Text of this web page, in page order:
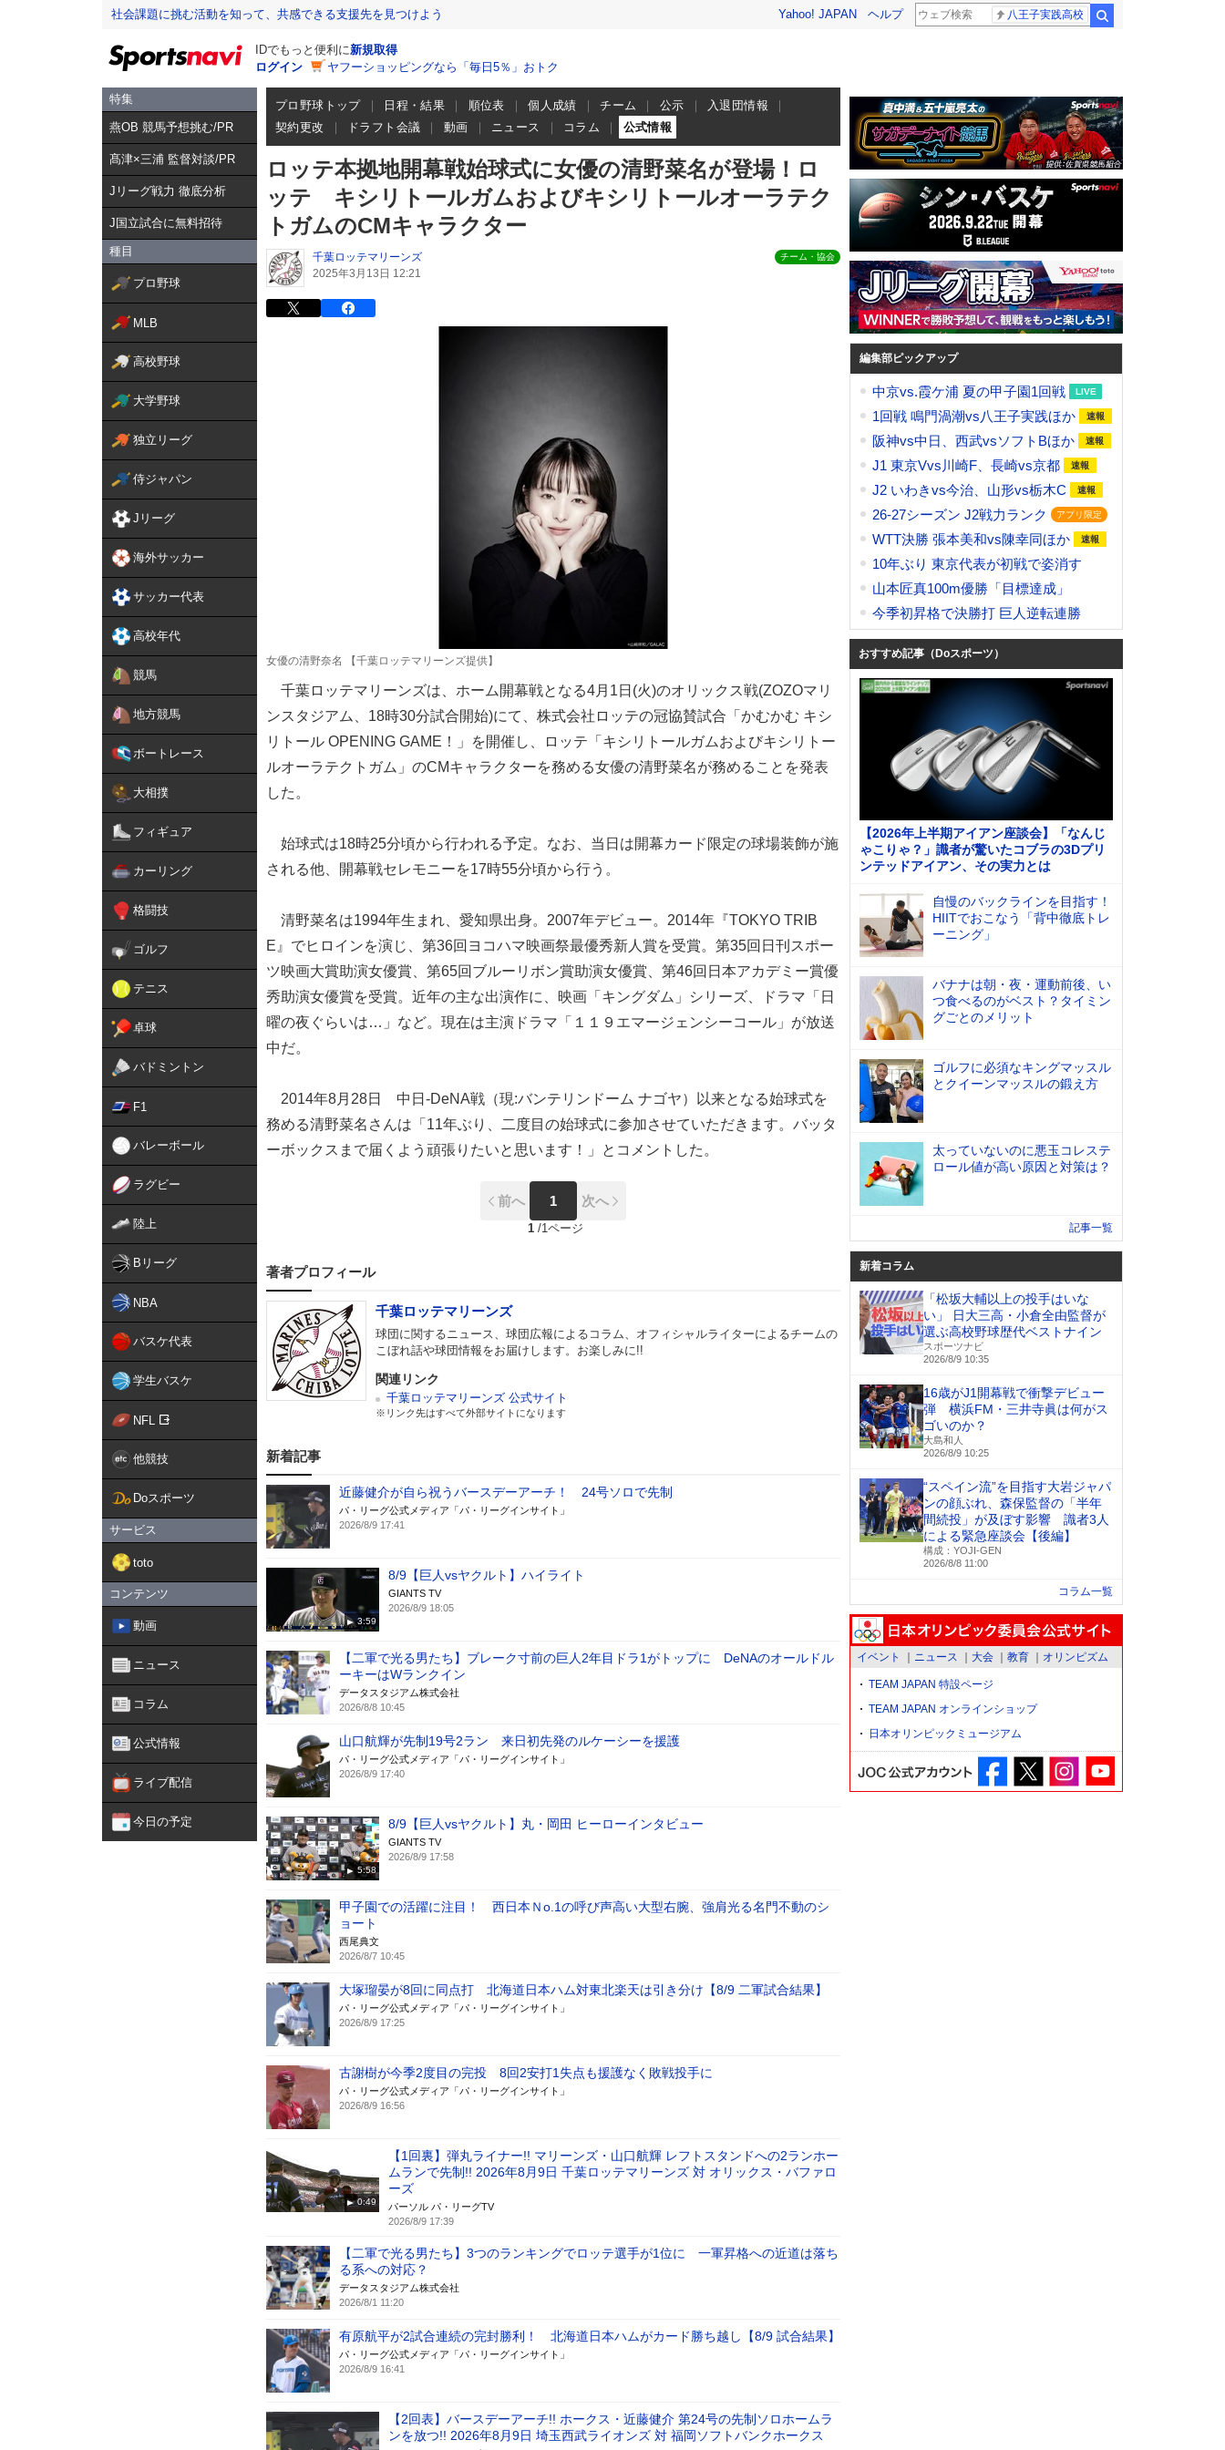
社会課題に挑む活動を知って、共感できる支援先を見つけよう Yahoo! JAPAN ヘルプ 八王子実践高校
IDでもっと便利に新規取得
ログイン
ヤフーショッピングなら「毎日5％」おトク
特集
燕OB 競馬予想挑む/PR
髙津×三浦 監督対談/PR
Jリーグ戦力 徹底分析
J国立試合に無料招待
種目
プロ野球
MLB
高校野球
大学野球
独立リーグ
侍ジャパン
Jリーグ
海外サッカー
サッカー代表
高校年代
競馬
地方競馬
ボートレース
大相撲
フィギュア
カーリング
格闘技
ゴルフ
テニス
卓球
バドミントン
F1
バレーボール
ラグビー
陸上
Bリーグ
NBA
バスケ代表
学生バスケ
NFL
他競技
Doスポーツ
サービス
toto
コンテンツ
動画
ニュース
コラム
公式情報
ライブ配信
今日の予定
プロ野球トップ 日程・結果 順位表 個人成績 チーム 公示
入退団情報
契約更改
ドラフト会議 動画 ニュース コラム 公式情報
ロッテ本拠地開幕戦始球式に女優の清野菜名が登場！ロ
ッテ キシリトールガムおよびキシリトールオーラテク
トガムのCMキャラクター
千葉ロッテマリーンズ
2025年3月13日 12:21
チーム・協会
女優の清野奈名 【千葉ロッテマリーンズ提供】
千葉ロッテマリーンズは、ホーム開幕戦となる4月1日(火)のオリックス戦(ZOZOマリ
ンスタジアム、18時30分試合開始)にて、株式会社ロッテの冠協賛試合「かむかむ キシ
リトール OPENING GAME！」を開催し、ロッテ「キシリトールガムおよびキシリトー
ルオーラテクトガム」のCMキャラクターを務める女優の清野菜名が務めることを発表
した。
始球式は18時25分頃から行われる予定。なお、当日は開幕カード限定の球場装飾が施
される他、開幕戦セレモニーを17時55分頃から行う。
清野菜名は1994年生まれ、愛知県出身。2007年デビュー。2014年『TOKYO TRIB
E』でヒロインを演じ、第36回ヨコハマ映画祭最優秀新人賞を受賞。第35回日刊スポー
ツ映画大賞助演女優賞、第65回ブルーリボン賞助演女優賞、第46回日本アカデミー賞優
秀助演女優賞を受賞。近年の主な出演作に、映画「キングダム」シリーズ、ドラマ「日
曜の夜ぐらいは…」など。現在は主演ドラマ「１１９エマージェンシーコール」が放送
中だ。
2014年8月28日 中日-DeNA戦（現:バンテリンドーム ナゴヤ）以来となる始球式を
務める清野菜名さんは「11年ぶり、二度目の始球式に参加させていただきます。バッタ
ーボックスまで届くよう頑張りたいと思います！」とコメントした。
前へ 1 次へ
1 /1ページ
著者プロフィール
千葉ロッテマリーンズ
球団に関するニュース、球団広報によるコラム、オフィシャルライターによるチームの
こぼれ話や球団情報をお届けします。お楽しみに!!
関連リンク
千葉ロッテマリーンズ 公式サイト
※リンク先はすべて外部サイトになります
新着記事
近藤健介が自ら祝うバースデーアーチ！ 24号ソロで先制
パ・リーグ公式メディア「パ・リーグインサイト」
2026/8/9 17:41
3:59
8/9【巨人vsヤクルト】ハイライト
GIANTS TV
2026/8/9 18:05
【二軍で光る男たち】ブレーク寸前の巨人2年目ドラ1がトップに DeNAのオールドル
ーキーはWランクイン
データスタジアム株式会社
2026/8/8 10:45
山口航輝が先制19号2ラン 来日初先発のルケーシーを援護
パ・リーグ公式メディア「パ・リーグインサイト」
2026/8/9 17:40
5:58
8/9【巨人vsヤクルト】丸・岡田 ヒーローインタビュー
GIANTS TV
2026/8/9 17:58
甲子園での活躍に注目！ 西日本Ｎo.1の呼び声高い大型右腕、強肩光る名門不動のシ
ョート
西尾典文
2026/8/7 10:45
大塚瑠晏が8回に同点打 北海道日本ハム対東北楽天は引き分け【8/9 二軍試合結果】
パ・リーグ公式メディア「パ・リーグインサイト」
2026/8/9 17:25
古謝樹が今季2度目の完投 8回2安打1失点も援護なく敗戦投手に
パ・リーグ公式メディア「パ・リーグインサイト」
2026/8/9 16:56
0:49
【1回裏】弾丸ライナー!! マリーンズ・山口航輝 レフトスタンドへの2ランホー
ムランで先制!! 2026年8月9日 千葉ロッテマリーンズ 対 オリックス・バファロ
ーズ
パーソル パ・リーグTV
2026/8/9 17:39
【二軍で光る男たち】3つのランキングでロッテ選手が1位に 一軍昇格への近道は落ち
る系への対応？
データスタジアム株式会社
2026/8/1 11:20
有原航平が2試合連続の完封勝利！ 北海道日本ハムがカード勝ち越し【8/9 試合結果】
パ・リーグ公式メディア「パ・リーグインサイト」
2026/8/9 16:41
【2回表】バースデーアーチ!! ホークス・近藤健介 第24号の先制ソロホームラ
ンを放つ!! 2026年8月9日 埼玉西武ライオンズ 対 福岡ソフトバンクホークス
編集部ピックアップ
中京vs.霞ケ浦 夏の甲子園1回戦
1回戦 鳴門渦潮vs八王子実践ほか
阪神vs中日、西武vsソフトBほか
J1 東京Vvs川崎F、長崎vs京都
J2 いわきvs今治、山形vs栃木C
26-27シーズン J2戦力ランク
WTT決勝 張本美和vs陳幸同ほか
10年ぶり 東京代表が初戦で姿消す
山本匠真100m優勝「目標達成」
今季初昇格で決勝打 巨人逆転連勝
おすすめ記事（Doスポーツ）
【2026年上半期アイアン座談会】「なんじ
ゃこりゃ？」識者が驚いたコブラの3Dプリ
ンテッドアイアン、その実力とは
自慢のバックラインを目指す！
HIITでおこなう「背中徹底トレ
ーニング」
バナナは朝・夜・運動前後、い
つ食べるのがベスト？タイミン
グごとのメリット
ゴルフに必須なキングマッスル
とクイーンマッスルの鍛え方
太っていないのに悪玉コレステ
ロール値が高い原因と対策は？
記事一覧
新着コラム
「松坂大輔以上の投手はいな
い」 日大三高・小倉全由監督が
選ぶ高校野球歴代ベストナイン
スポーツナビ
2026/8/9 10:35
16歳がJ1開幕戦で衝撃デビュー
弾 横浜FM・三井寺眞は何がス
ゴいのか？
大島和人
2026/8/9 10:25
“スペイン流”を目指す大岩ジャパ
ンの顔ぶれ、森保監督の「半年
間続投」が及ぼす影響 識者3人
による緊急座談会【後編】
構成：YOJI-GEN
2026/8/8 11:00
コラム一覧
イベント ニュース 大会 教育 オリンピズム
TEAM JAPAN 特設ページ
TEAM JAPAN オンラインショップ
日本オリンピックミュージアム